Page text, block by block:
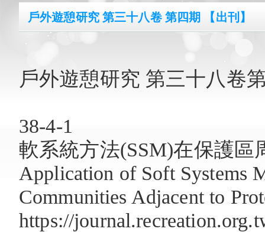
戶外遊憩研究 第三十八卷 第四期 【出刊】
戶外遊憩研究 第三十八卷
38-4-1
軟系統方法(SSM)在保護
Application of Soft Systems
Communities Adjacent to
https://